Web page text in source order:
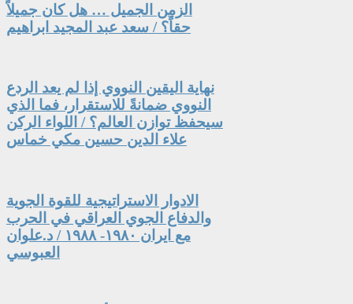
الزمن الجميل … هل كان جميلاً
حقاً؟ / سعد عبد المجيد ابراهيم
نهاية اليقين النووي إذا لم يعد الردع
النووي ضمانةً للاستقرار، فما الذي
سيحفظ توازن العالم؟ / اللواء الركن
علاء الدين حسين مكي خماس
الادوار الاستراتيجية للقوة الجوية
والدفاع الجوي العراقي في الحرب
مع ايران ١٩٨٠- ١٩٨٨ / د.علوان
العبوسي